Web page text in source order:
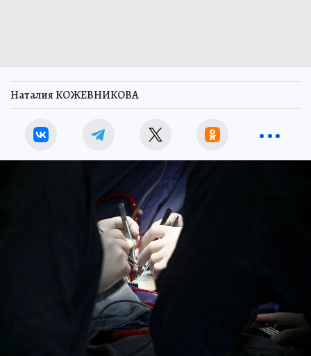
Наталия КОЖЕВНИКОВА